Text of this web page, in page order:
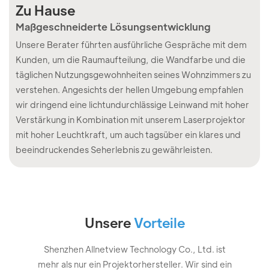
Zu Hause
Maßgeschneiderte Lösungsentwicklung
Unsere Berater führten ausführliche Gespräche mit dem
Kunden, um die Raumaufteilung, die Wandfarbe und die
täglichen Nutzungsgewohnheiten seines Wohnzimmers zu
verstehen. Angesichts der hellen Umgebung empfahlen
wir dringend eine lichtundurchlässige Leinwand mit hoher
Verstärkung in Kombination mit unserem Laserprojektor
mit hoher Leuchtkraft, um auch tagsüber ein klares und
beeindruckendes Seherlebnis zu gewährleisten.
UnsereVorteile
Shenzhen Allnetview Technology Co., Ltd. ist
mehr als nur ein Projektorhersteller. Wir sind ein